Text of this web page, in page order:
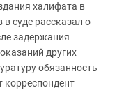
халифата в
суде рассказал о
задержания
других
обязанность
корреспондент